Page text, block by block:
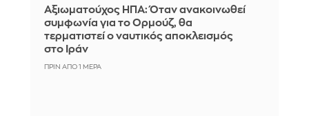
Αξιωματούχος ΗΠΑ: Όταν ανακοινωθεί
συμφωνία για το Ορμούζ, θα
τερματιστεί ο ναυτικός αποκλεισμός
στο Ιράν
ΠΡΙΝ ΑΠΌ 1 ΜΈΡΑ